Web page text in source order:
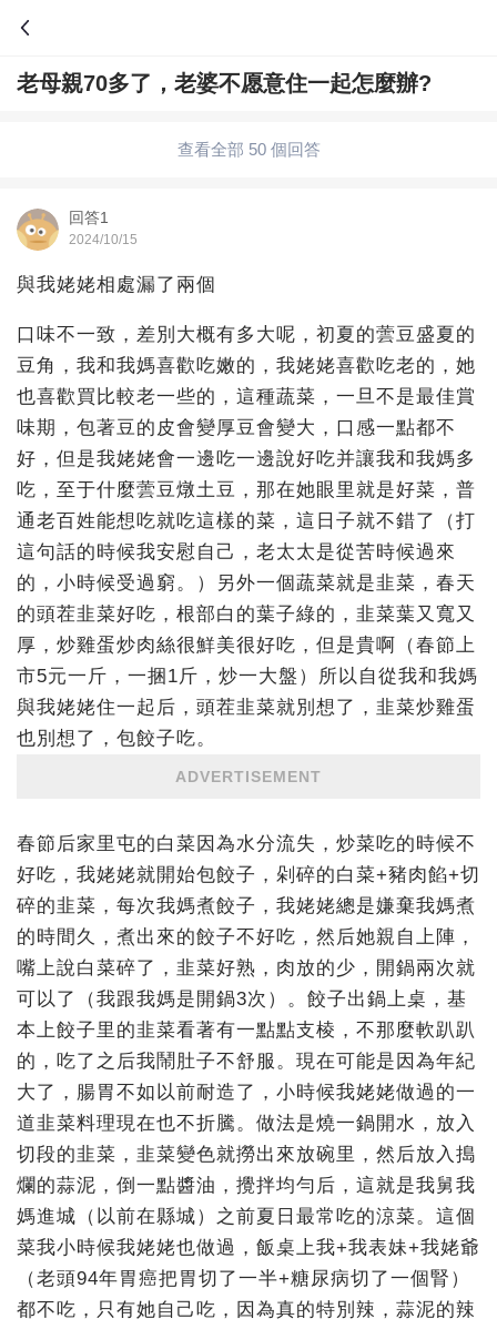
老母親70多了，老婆不愿意住一起怎麼辦?
查看全部 50 個回答
回答1
2024/10/15
與我姥姥相處漏了兩個
口味不一致，差別大概有多大呢，初夏的蕓豆盛夏的
豆角，我和我媽喜歡吃嫩的，我姥姥喜歡吃老的，她
也喜歡買比較老一些的，這種蔬菜，一旦不是最佳賞
味期，包著豆的皮會變厚豆會變大，口感一點都不
好，但是我姥姥會一邊吃一邊說好吃并讓我和我媽多
吃，至于什麼蕓豆燉土豆，那在她眼里就是好菜，普
通老百姓能想吃就吃這樣的菜，這日子就不錯了（打
這句話的時候我安慰自己，老太太是從苦時候過來
的，小時候受過窮。）另外一個蔬菜就是韭菜，春天
的頭茬韭菜好吃，根部白的葉子綠的，韭菜葉又寬又
厚，炒雞蛋炒肉絲很鮮美很好吃，但是貴啊（春節上
市5元一斤，一捆1斤，炒一大盤）所以自從我和我媽
與我姥姥住一起后，頭茬韭菜就別想了，韭菜炒雞蛋
也別想了，包餃子吃。
ADVERTISEMENT
春節后家里屯的白菜因為水分流失，炒菜吃的時候不
好吃，我姥姥就開始包餃子，剁碎的白菜+豬肉餡+切
碎的韭菜，每次我媽煮餃子，我姥姥總是嫌棄我媽煮
的時間久，煮出來的餃子不好吃，然后她親自上陣，
嘴上說白菜碎了，韭菜好熟，肉放的少，開鍋兩次就
可以了（我跟我媽是開鍋3次）。餃子出鍋上桌，基
本上餃子里的韭菜看著有一點點支棱，不那麼軟趴趴
的，吃了之后我鬧肚子不舒服。現在可能是因為年紀
大了，腸胃不如以前耐造了，小時候我姥姥做過的一
道韭菜料理現在也不折騰。做法是燒一鍋開水，放入
切段的韭菜，韭菜變色就撈出來放碗里，然后放入搗
爛的蒜泥，倒一點醬油，攪拌均勻后，這就是我舅我
媽進城（以前在縣城）之前夏日最常吃的涼菜。這個
菜我小時候我姥姥也做過，飯桌上我+我表妹+我姥爺
（老頭94年胃癌把胃切了一半+糖尿病切了一個腎）
都不吃，只有她自己吃，因為真的特別辣，蒜泥的辣
問答
婚姻情感 職場